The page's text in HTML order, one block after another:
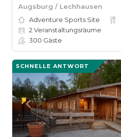
Augsburg / Lechhausen
Adventure Sports Site
2 Veranstaltungsräume
300 Gäste
SCHNELLE ANTWORT